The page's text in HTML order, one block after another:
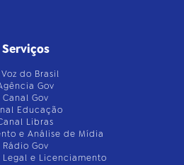
Serviços
do Brasil
Gov
Canal Gov
Educação
Libras
e Análise de Mídia
Rádio Gov
e Licenciamento